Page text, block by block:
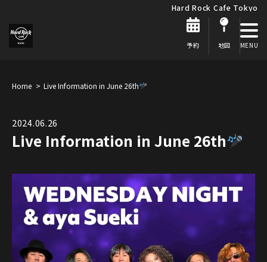
Hard Rock Cafe Tokyo
予約 地図
Home Live Information in June 26th
2024.06.26
Live Information in June 26th